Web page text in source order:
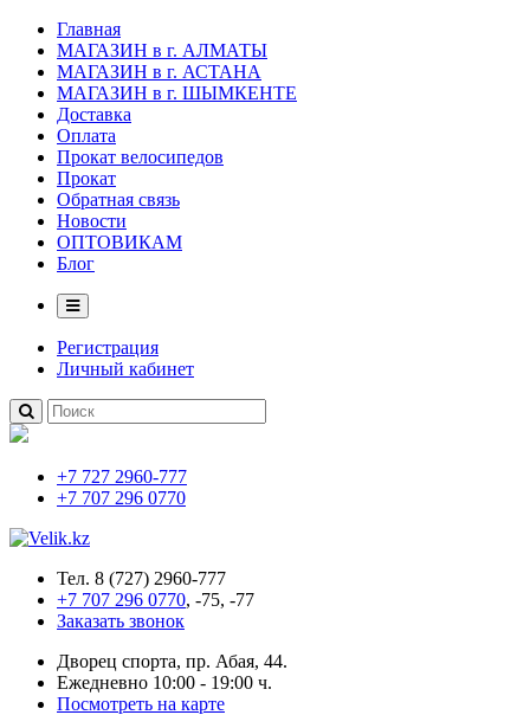
Главная
МАГАЗИН в г. АЛМАТЫ
МАГАЗИН в г. АСТАНА
МАГАЗИН в г. ШЫМКЕНТЕ
Доставка
Оплата
Прокат велосипедов
Прокат
Обратная связь
Новости
ОПТОВИКАМ
Блог
Регистрация
Личный кабинет
+7 727 2960-777
+7 707 296 0770
Тел. 8 (727) 2960-777
+7 707 296 0770, -75, -77
Заказать звонок
Дворец спорта, пр. Абая, 44.
Ежедневно 10:00 - 19:00 ч.
Посмотреть на карте